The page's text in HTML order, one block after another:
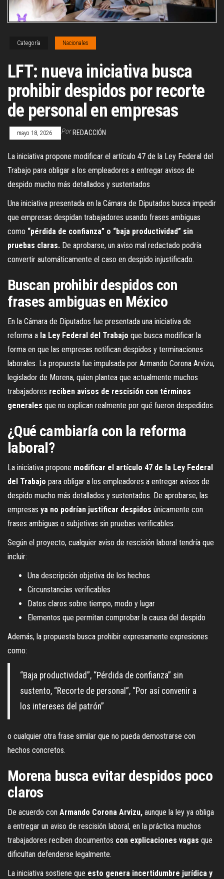
Categoría Nacionales
LFT: nueva iniciativa busca
prohibir despidos por recorte
de personal en empresas
mayo 18, 2026 Por REDACCIÓN
La iniciativa propone modificar el artículo 47 de la Ley Federal del
Trabajo para obligar a los empleadores a entregar avisos de
despido mucho más detallados y sustentados
Una iniciativa presentada en la Cámara de Diputados busca impedir
que empresas despidan trabajadores usando frases ambiguas
como “pérdida de confianza” o “baja productividad” sin
pruebas claras. De aprobarse, un aviso mal redactado podría
convertir automáticamente el caso en despido injustificado.
Buscan prohibir despidos con
frases ambiguas en México
En la Cámara de Diputados fue presentada una iniciativa de
reforma a la Ley Federal del Trabajo que busca modificar la
forma en que las empresas notifican despidos y terminaciones
laborales. La propuesta fue impulsada por Armando Corona Arvizu,
legislador de Morena, quien plantea que actualmente muchos
trabajadores reciben avisos de rescisión con términos
generales que no explican realmente por qué fueron despedidos.
¿Qué cambiaría con la reforma
laboral?
La iniciativa propone modificar el artículo 47 de la Ley Federal
del Trabajo para obligar a los empleadores a entregar avisos de
despido mucho más detallados y sustentados. De aprobarse, las
empresas ya no podrían justificar despidos únicamente con
frases ambiguas o subjetivas sin pruebas verificables.
Según el proyecto, cualquier aviso de rescisión laboral tendría que
incluir:
Una descripción objetiva de los hechos
Circunstancias verificables
Datos claros sobre tiempo, modo y lugar
Elementos que permitan comprobar la causa del despido
Además, la propuesta busca prohibir expresamente expresiones
como:
“Baja productividad”, “Pérdida de confianza” sin
sustento, “Recorte de personal”, “Por así convenir a
los intereses del patrón”
o cualquier otra frase similar que no pueda demostrarse con
hechos concretos.
Morena busca evitar despidos poco
claros
De acuerdo con Armando Corona Arvizu, aunque la ley ya obliga
a entregar un aviso de rescisión laboral, en la práctica muchos
trabajadores reciben documentos con explicaciones vagas que
dificultan defenderse legalmente.
La iniciativa sostiene que esto genera incertidumbre jurídica y